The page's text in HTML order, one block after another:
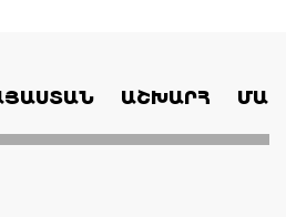
ԱՇԽԱՐՀ